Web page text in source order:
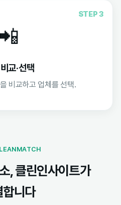
STEP 3
교·선택
비교하고 업체를 선택.
, 클린인사이트가
합니다